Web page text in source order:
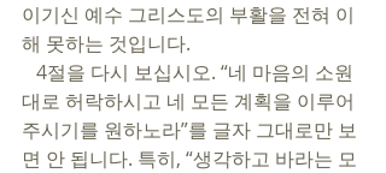
이기신 예수 그리스도의 부활을 전혀 이
해 못하는 것입니다.
대로 허락하시고 네 모든 계획을 이루어
주시기를 원하노라”를 글자 그대로만 보
면 안 됩니다. 특히, “생각하고 바라는 모